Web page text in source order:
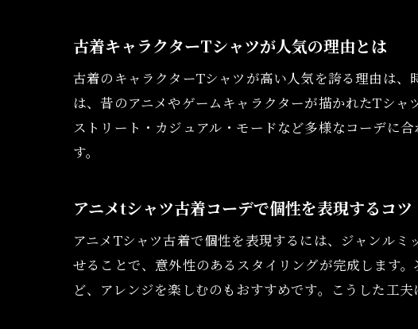
古着キャラクターTシャツが人気の理由とは
古着のキャラクターTシャツが高い人気を誇る理由は
は、昔のアニメやゲームキャラクターが描かれたTシャ
ストリート・カジュアル・モードなど多様なコーデに
す。
アニメtシャツ古着コーデで個性を表現するコツ
アニメTシャツ古着で個性を表現するには、ジャンル
せることで、意外性のあるスタイリングが完成します
ど、アレンジを楽しむのもおすすめです。こうした工